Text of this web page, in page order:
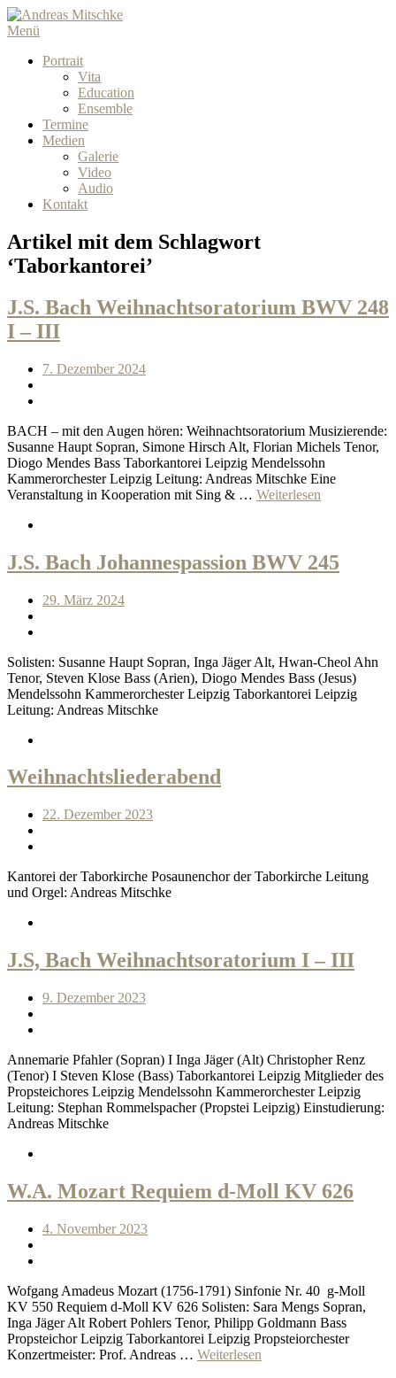
Menü
Portrait
Vita
Education
Ensemble
Termine
Medien
Galerie
Video
Audio
Kontakt
Artikel mit dem Schlagwort
‘Taborkantorei’
J.S. Bach Weihnachtsoratorium BWV 248
I – III
7. Dezember 2024
BACH – mit den Augen hören: Weihnachtsoratorium Musizierende:
Susanne Haupt Sopran, Simone Hirsch Alt, Florian Michels Tenor,
Diogo Mendes Bass Taborkantorei Leipzig Mendelssohn
Kammerorchester Leipzig Leitung: Andreas Mitschke Eine
Veranstaltung in Kooperation mit Sing & … Weiterlesen
J.S. Bach Johannespassion BWV 245
29. März 2024
Solisten: Susanne Haupt Sopran, Inga Jäger Alt, Hwan-Cheol Ahn
Tenor, Steven Klose Bass (Arien), Diogo Mendes Bass (Jesus)
Mendelssohn Kammerorchester Leipzig Taborkantorei Leipzig
Leitung: Andreas Mitschke
Weihnachtsliederabend
22. Dezember 2023
Kantorei der Taborkirche Posaunenchor der Taborkirche Leitung
und Orgel: Andreas Mitschke
J.S, Bach Weihnachtsoratorium I – III
9. Dezember 2023
Annemarie Pfahler (Sopran) I Inga Jäger (Alt) Christopher Renz
(Tenor) I Steven Klose (Bass) Taborkantorei Leipzig Mitglieder des
Propsteichores Leipzig Mendelssohn Kammerorchester Leipzig
Leitung: Stephan Rommelspacher (Propstei Leipzig) Einstudierung:
Andreas Mitschke
W.A. Mozart Requiem d-Moll KV 626
4. November 2023
Wofgang Amadeus Mozart (1756-1791) Sinfonie Nr. 40 g-Moll
KV 550 Requiem d-Moll KV 626 Solisten: Sara Mengs Sopran,
Inga Jäger Alt Robert Pohlers Tenor, Philipp Goldmann Bass
Propsteichor Leipzig Taborkantorei Leipzig Propsteiorchester
Konzertmeister: Prof. Andreas … Weiterlesen